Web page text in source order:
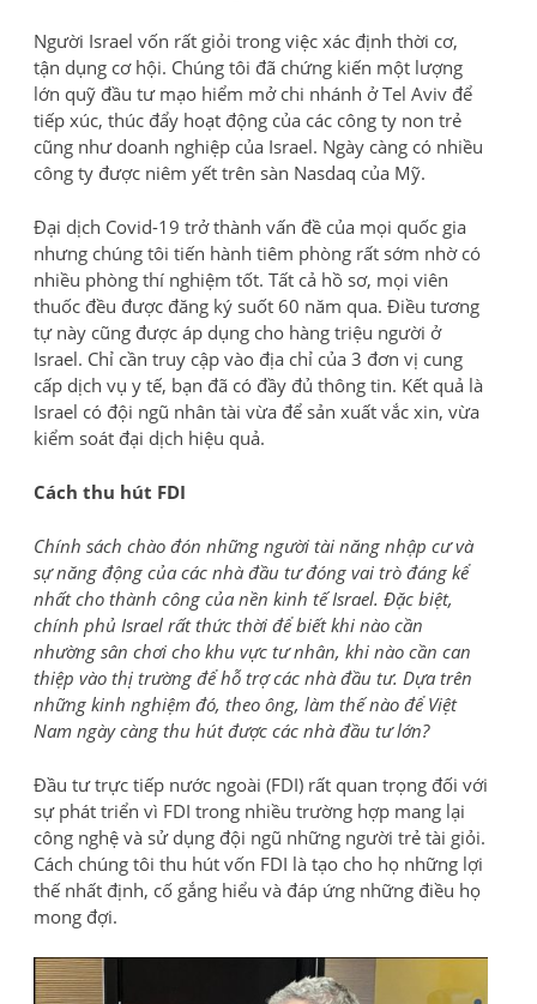
Người Israel vốn rất giỏi trong việc xác định thời cơ,
tận dụng cơ hội. Chúng tôi đã chứng kiến một lượng
lớn quỹ đầu tư mạo hiểm mở chi nhánh ở Tel Aviv để
tiếp xúc, thúc đẩy hoạt động của các công ty non trẻ
cũng như doanh nghiệp của Israel. Ngày càng có nhiều
công ty được niêm yết trên sàn Nasdaq của Mỹ.
Đại dịch Covid-19 trở thành vấn đề của mọi quốc gia
nhưng chúng tôi tiến hành tiêm phòng rất sớm nhờ có
nhiều phòng thí nghiệm tốt. Tất cả hồ sơ, mọi viên
thuốc đều được đăng ký suốt 60 năm qua. Điều tương
tự này cũng được áp dụng cho hàng triệu người ở
Israel. Chỉ cần truy cập vào địa chỉ của 3 đơn vị cung
cấp dịch vụ y tế, bạn đã có đầy đủ thông tin. Kết quả là
Israel có đội ngũ nhân tài vừa để sản xuất vắc xin, vừa
kiểm soát đại dịch hiệu quả.
Cách thu hút FDI
Chính sách chào đón những người tài năng nhập cư và
sự năng động của các nhà đầu tư đóng vai trò đáng kể
nhất cho thành công của nền kinh tế Israel. Đặc biệt,
chính phủ Israel rất thức thời để biết khi nào cần
nhường sân chơi cho khu vực tư nhân, khi nào cần can
thiệp vào thị trường để hỗ trợ các nhà đầu tư. Dựa trên
những kinh nghiệm đó, theo ông, làm thế nào để Việt
Nam ngày càng thu hút được các nhà đầu tư lớn?
Đầu tư trực tiếp nước ngoài (FDI) rất quan trọng đối với
sự phát triển vì FDI trong nhiều trường hợp mang lại
công nghệ và sử dụng đội ngũ những người trẻ tài giỏi.
Cách chúng tôi thu hút vốn FDI là tạo cho họ những lợi
thế nhất định, cố gắng hiểu và đáp ứng những điều họ
mong đợi.